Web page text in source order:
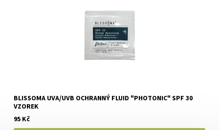
BLISSOMA UVA/UVB OCHRANNÝ FLUID "PHOTONIC" SPF 30
VZOREK
95 Kč